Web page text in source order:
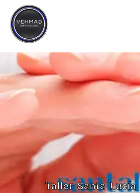
contenido
Taller Santa Lucía